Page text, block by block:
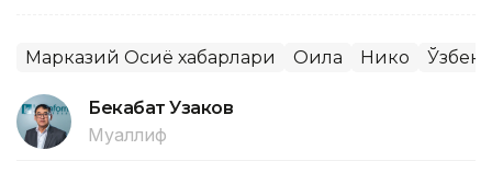
Марказий Осиё хабарлари Оила Никоҳ
Бекабат Узаков
Муаллиф